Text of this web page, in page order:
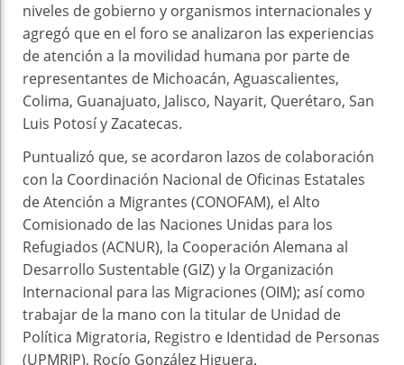
niveles de gobierno y organismos internacionales y
agregó que en el foro se analizaron las experiencias
de atención a la movilidad humana por parte de
representantes de Michoacán, Aguascalientes,
Colima, Guanajuato, Jalisco, Nayarit, Querétaro, San
Luis Potosí y Zacatecas.
Puntualizó que, se acordaron lazos de colaboración
con la Coordinación Nacional de Oficinas Estatales
de Atención a Migrantes (CONOFAM), el Alto
Comisionado de las Naciones Unidas para los
Refugiados (ACNUR), la Cooperación Alemana al
Desarrollo Sustentable (GIZ) y la Organización
Internacional para las Migraciones (OIM); así como
trabajar de la mano con la titular de Unidad de
Política Migratoria, Registro e Identidad de Personas
(UPMRIP), Rocío González Higuera.